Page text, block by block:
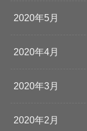
2020年5月
2020年4月
2020年3月
2020年2月